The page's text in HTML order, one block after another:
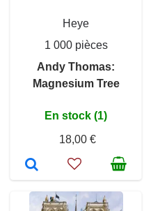
Heye
1 000 pièces
Andy Thomas:
Magnesium Tree
En stock (1)
18,00 €